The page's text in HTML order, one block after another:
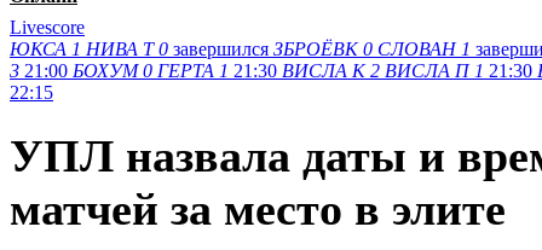
Livescore
ЮКСА 1 НИВА Т 0 завершился ЗБРОЁВК 0 СЛОВАН 1
3 21:00 БОХУМ 0 ГЕРТА 1 21:30 ВИСЛА K 2 ВИСЛА П 1 21:30
22:15
УПЛ назвала даты и
матчей за место в элите